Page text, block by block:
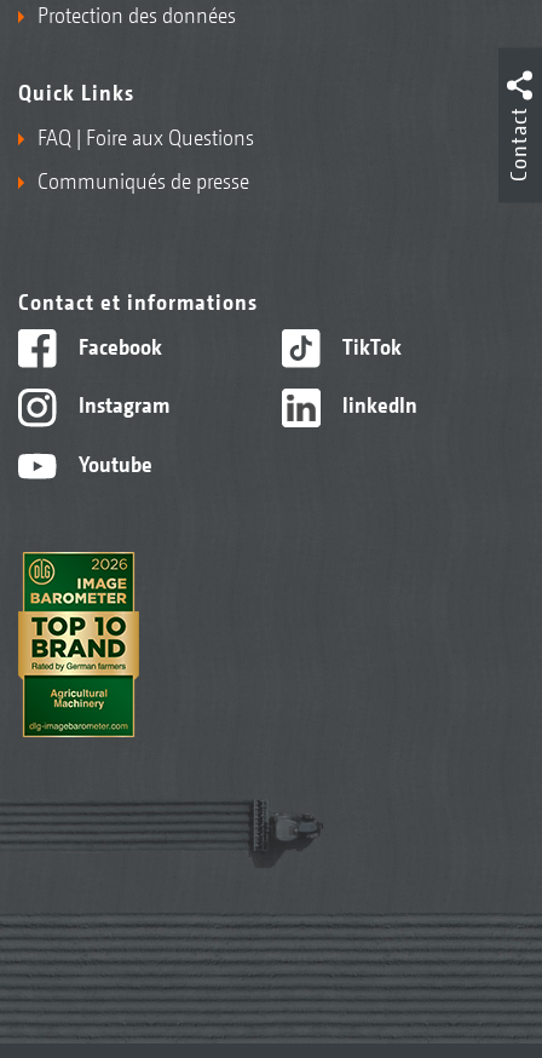
Protection des données
Quick Links
FAQ | Foire aux Questions
Communiqués de presse
Contact et informations
Facebook
Instagram
Youtube
TikTok
linkedIn
Contact